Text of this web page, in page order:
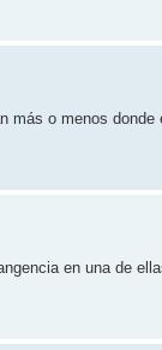
más o menos donde
en una de